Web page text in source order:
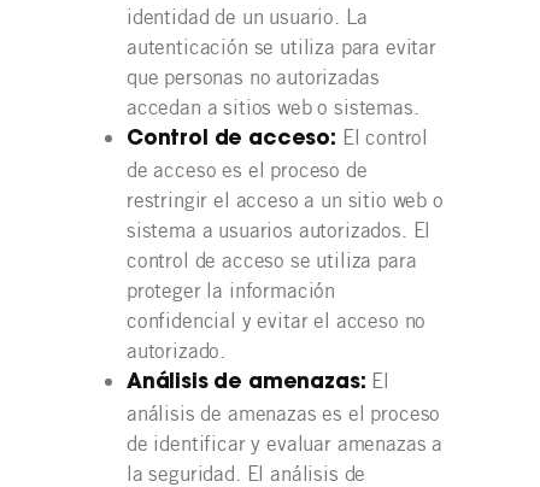
identidad de un usuario. La
autenticación se utiliza para evitar
que personas no autorizadas
accedan a sitios web o sistemas.
Control de acceso: El control
de acceso es el proceso de
restringir el acceso a un sitio web o
sistema a usuarios autorizados. El
control de acceso se utiliza para
proteger la información
confidencial y evitar el acceso no
autorizado.
Análisis de amenazas: El
análisis de amenazas es el proceso
de identificar y evaluar amenazas a
la seguridad. El análisis de